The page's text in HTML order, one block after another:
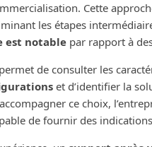
Cette
les étapes
est notable par rapport à
permet de consulter les
et d’identifier la
ce choix,
de fournir des